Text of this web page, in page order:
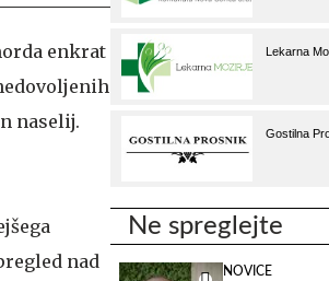
enkrat
naselij.
nad
Ne spreglejte
NOVICE